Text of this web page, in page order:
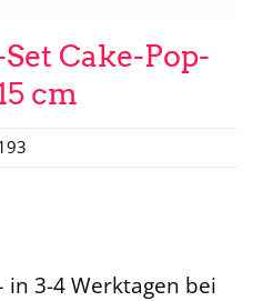
Cake-Pop-
cm
3-4 Werktagen bei